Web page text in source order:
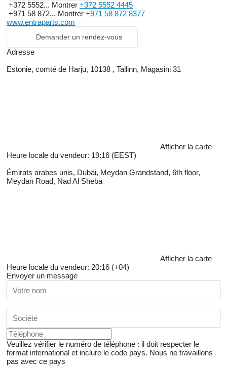
+372 5552... Montrer +372 5552 4445
+971 58 872... Montrer +971 58 872 8377
www.entraparts.com
Demander un rendez-vous
Adresse
Estonie, comté de Harju, 10138 , Tallinn, Magasini 31
Afficher la carte
Heure locale du vendeur: 19:16 (EEST)
Émirats arabes unis, Dubai, Meydan Grandstand, 6th floor,
Meydan Road, Nad Al Sheba
Afficher la carte
Heure locale du vendeur: 20:16 (+04)
Envoyer un message
Veuillez vérifier le numéro de téléphone : il doit respecter le
format international et inclure le code pays. Nous ne travaillons
pas avec ce pays